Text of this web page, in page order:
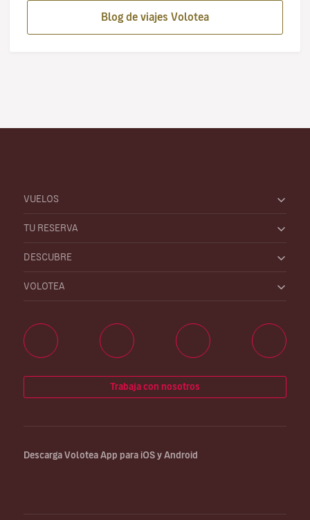
Blog de viajes Volotea
VUELOS
TU RESERVA
DESCUBRE
VOLOTEA
Trabaja con nosotros
Descarga Volotea App para iOS y Android